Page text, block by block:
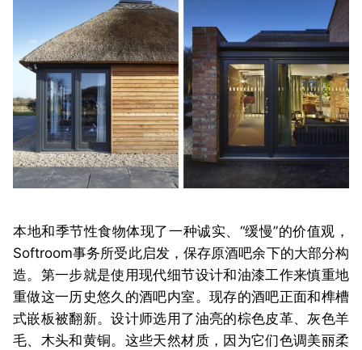
本地和季节性食物体现了一种诚实、“缓慢”的价值观，
Softroom事务所受此启发，保存原酒吧余下的大部分构
造。第一步就是使用现代细节设计和油漆工作来慎重地
重做这一历史悠久的酒吧内室。现存的酒吧正面和榫槽
式嵌板被翻新。设计师选用了油亮的棕色皮革、灰色羊
毛、木头和黄铜。这些天然材质，因为它们色调美丽柔